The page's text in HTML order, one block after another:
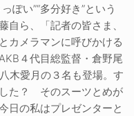
ぽい”“多分好き”という
自ら、「記者の皆さま、
カメラマンに呼びかける
４代目総監督・倉野尾
木愛月の３名も登場。す
た？ そのスーツとめが
日の私はプレゼンターと